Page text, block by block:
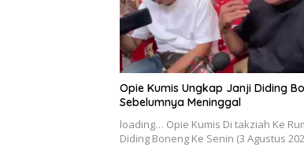
Opie Kumis Ungkap Janji Diding
Sebelumnya Meninggal
loading… Opie Kumis Di takziah Ke
Diding Boneng Ke Senin (3 Agustus